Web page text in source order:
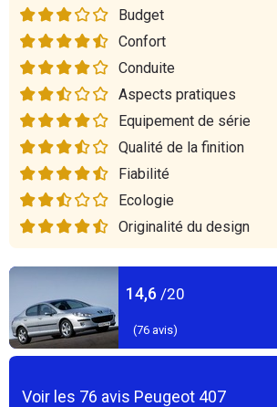
Budget
Confort
Conduite
Aspects pratiques
Equipement de série
Qualité de la finition
Fiabilité
Ecologie
Originalité du design
14,6 /20
(76 avis)
Voir les 76 avis Peugeot 407